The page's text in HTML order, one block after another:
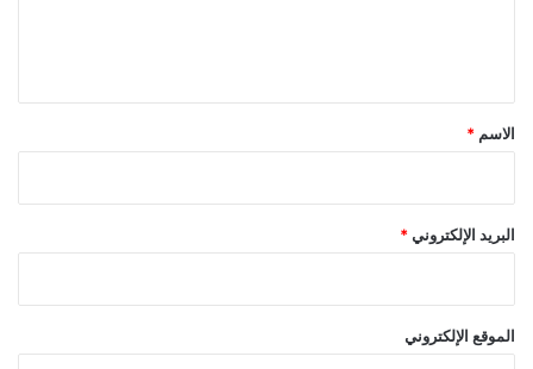
*
الاسم *
البريد الإلكتروني *
الموقع الإلكتروني